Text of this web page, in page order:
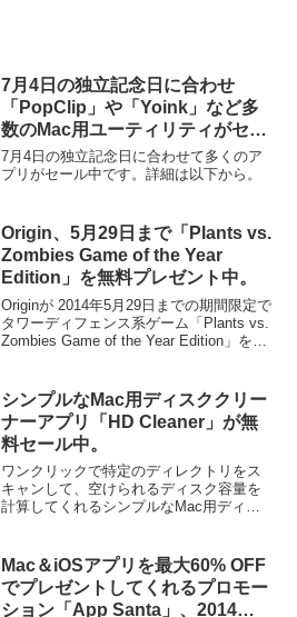
7月4日の独立記念日に合わせ
「PopClip」や「Yoink」など多
数のMac用ユーティリティがセー
ル中。
7月4日の独立記念日に合わせて多くのア
プリがセール中です。詳細は以下から。
Origin、5月29日まで「Plants vs.
Zombies Game of the Year
Edition」を無料プレゼント中。
Originが 2014年5月29日までの期間限定で
タワーディフェンス系ゲーム「Plants vs.
Zombies Game of the Year Edition」を無
シンプルなMac用ディスククリー
ナーアプリ「HD Cleaner」が無
料セール中。
ワンクリックで特定のディレクトリをス
キャンして、空けられるディスク容量を
計算してくれるシンプルなMac用ディス
Mac＆iOSアプリを最大60% OFF
でプレゼントしてくれるプロモー
ション「App Santa」、2014年